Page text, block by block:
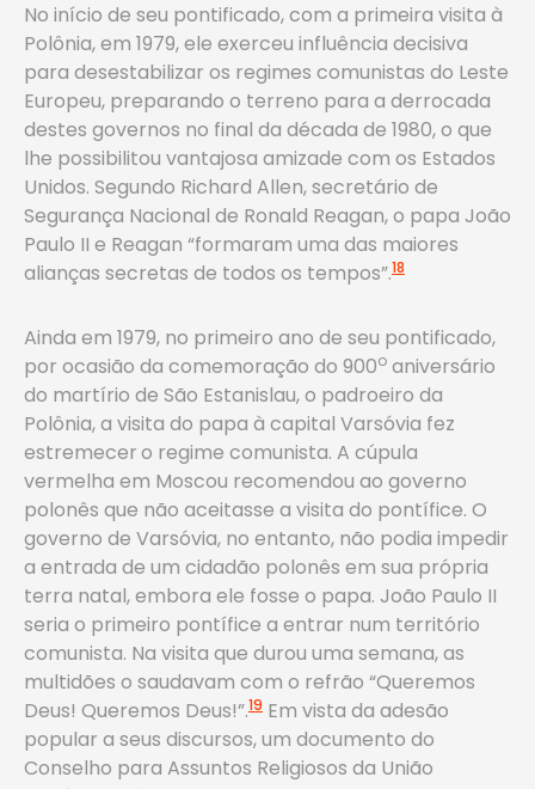
No início de seu pontificado, com a primeira visita à
Polônia, em 1979, ele exerceu influência decisiva
para desestabilizar os regimes comunistas do Leste
Europeu, preparando o terreno para a derrocada
destes governos no final da década de 1980, o que
lhe possibilitou vantajosa amizade com os Estados
Unidos. Segundo Richard Allen, secretário de
Segurança Nacional de Ronald Reagan, o papa João
Paulo II e Reagan “formaram uma das maiores
alianças secretas de todos os tempos”.18
Ainda em 1979, no primeiro ano de seu pontificado,
por ocasião da comemoração do 900o aniversário
do martírio de São Estanislau, o padroeiro da
Polônia, a visita do papa à capital Varsóvia fez
estremecero regime comunista. A cúpula
vermelha em Moscou recomendou ao governo
polonês que não aceitasse a visita do pontífice. O
governo de Varsóvia, no entanto, não podia impedir
a entrada de um cidadão polonês em sua própria
terra natal, embora ele fosse o papa. João Paulo II
seria o primeiro pontífice a entrar num território
comunista. Na visita que durou uma semana, as
multidões o saudavam com o refrão “Queremos
Deus! Queremos Deus!”.19 Em vista da adesão
popular a seus discursos, um documento do
Conselho para Assuntos Religiosos da União